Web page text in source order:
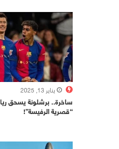
يناير 13, 2025
ساخرة.. برشلونة يسحق
“قصرية الرفيسة”!